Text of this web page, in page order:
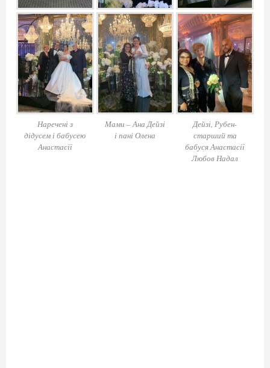
Наречені з
дідусем і бабусею
Анастасії
Мами – Ана Дейзі
і пані Олена
Дейзі, Рубен-
старший та
бабуся Анастасії
Любов Надал